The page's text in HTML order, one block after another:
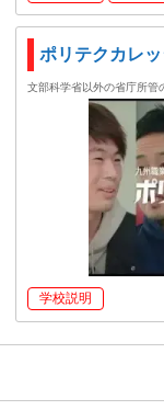
ポリテクカレ
文部科学省以外の省庁所管
学校説明